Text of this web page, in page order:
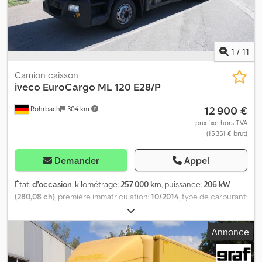
grandes entreprises) ou à l’export. Sous réserve d’erreur ou de
vente entre-temps.
1 / 11
Rohrbach 304 km
Camion caisson
iveco EuroCargo ML 120 E28/P
12 900 €
prix fixe hors TVA
(15 351 € brut)
Demander Appel
État:d'occasion, kilométrage:257 000 km, puissance:206 kW
(280,08 ch), première immatriculation:10/2014, type de carburant:
, poids maximal de charge:
poids total:11 990 kg, empattement:4 815 mm, prochaine
inspection (TÜV):
09/2026, carburant:diesel, couleur:jaune,
cabine conducteur:autre , type d'engrenage:automatique,
classe d'émission:Euro 6, suspension: , nombre de sièges:3,
Annonce